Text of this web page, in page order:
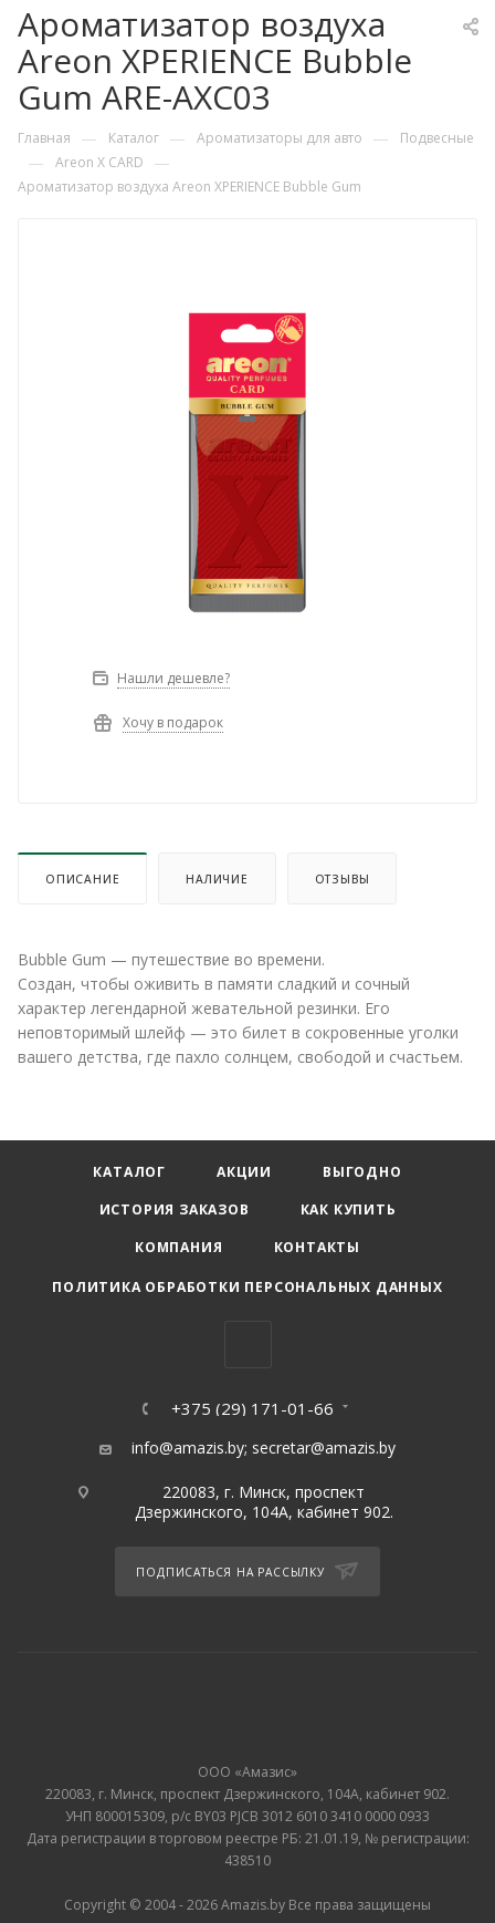
Ароматизатор воздуха
Areon XPERIENCE Bubble
Gum ARE-AXC03
Главная — Каталог — Ароматизаторы для авто — Подвесные
— Areon X CARD —
Ароматизатор воздуха Areon XPERIENCE Bubble Gum
Нашли дешевле?
Хочу в подарок
ОПИСАНИЕ НАЛИЧИЕ ОТЗЫВЫ
Bubble Gum — путешествие во времени.
Создан, чтобы оживить в памяти сладкий и сочный
характер легендарной жевательной резинки. Его
неповторимый шлейф — это билет в сокровенные уголки
вашего детства, где пахло солнцем, свободой и счастьем.
КАТАЛОГ АКЦИИ
ВЫГОДНО
ИСТОРИЯ ЗАКАЗОВ
КАК КУПИТЬ
КОМПАНИЯ
КОНТАКТЫ
ПОЛИТИКА ОБРАБОТКИ ПЕРСОНАЛЬНЫХ ДАННЫХ
+375 (29) 171-01-66
info@amazis.by; secretar@amazis.by
220083, г. Минск, проспект
Дзержинского, 104А, кабинет 902.
ПОДПИСАТЬСЯ НА РАССЫЛКУ
ООО «Амазис»
220083, г. Минск, проспект Дзержинского, 104А, кабинет 902.
УНП 800015309, р/с BY03 PJCB 3012 6010 3410 0000 0933
Дата регистрации в торговом реестре РБ: 21.01.19, № регистрации:
438510
Copyright © 2004 - 2026 Amazis.by Все права защищены